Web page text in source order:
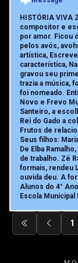
HISTÓRIA VIVA
compositor e
por amor. Ficou
pelos avós,
artística,
característica,
gravou seu
trazia a música,
foi nomeado.
Novo e Frevo
Santeiro, a
Rei do Gado a
Frutos de
Seus filhos:
De Elba
de trabalho. Zé
formais, rendeu
ouvida deu. A
Alunos do 4°
Escola
1